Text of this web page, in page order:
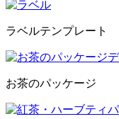
ラベルテンプレート
お茶のパッケージ